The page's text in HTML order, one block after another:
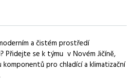
výroby klimatizací v Novém Jičíně s
a čistém prostředí
Přidejte se k týmu v Novém Jičíně,
pro chladící a klimatizační